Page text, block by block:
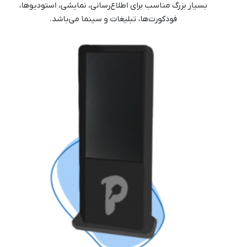
بسیار بزرگ مناسب برای اطلاع‌رسانی، نمایشی، استودیوها،
فودکورت‌ها، تبلیغات و سینما می‌باشد.